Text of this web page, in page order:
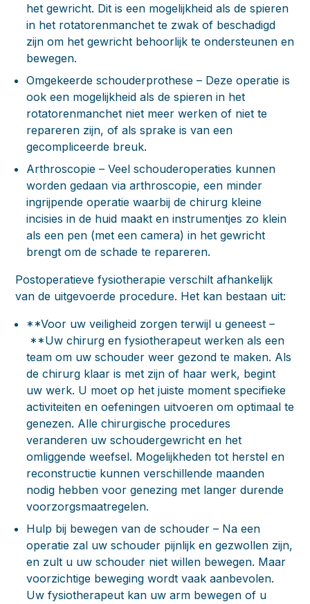
het gewricht. Dit is een mogelijkheid als de spieren
in het rotatorenmanchet te zwak of beschadigd
zijn om het gewricht behoorlijk te ondersteunen en
bewegen.
Omgekeerde schouderprothese – Deze operatie is
ook een mogelijkheid als de spieren in het
rotatorenmanchet niet meer werken of niet te
repareren zijn, of als sprake is van een
gecompliceerde breuk.
Arthroscopie – Veel schouderoperaties kunnen
worden gedaan via arthroscopie, een minder
ingrijpende operatie waarbij de chirurg kleine
incisies in de huid maakt en instrumentjes zo klein
als een pen (met een camera) in het gewricht
brengt om de schade te repareren.
Postoperatieve fysiotherapie verschilt afhankelijk
van de uitgevoerde procedure. Het kan bestaan uit:
**Voor uw veiligheid zorgen terwijl u geneest –
**Uw chirurg en fysiotherapeut werken als een
team om uw schouder weer gezond te maken. Als
de chirurg klaar is met zijn of haar werk, begint
uw werk. U moet op het juiste moment specifieke
activiteiten en oefeningen uitvoeren om optimaal te
genezen. Alle chirurgische procedures
veranderen uw schoudergewricht en het
omliggende weefsel. Mogelijkheden tot herstel en
reconstructie kunnen verschillende maanden
nodig hebben voor genezing met langer durende
voorzorgsmaatregelen.
Hulp bij bewegen van de schouder – Na een
operatie zal uw schouder pijnlijk en gezwollen zijn,
en zult u uw schouder niet willen bewegen. Maar
voorzichtige beweging wordt vaak aanbevolen.
Uw fysiotherapeut kan uw arm bewegen of u